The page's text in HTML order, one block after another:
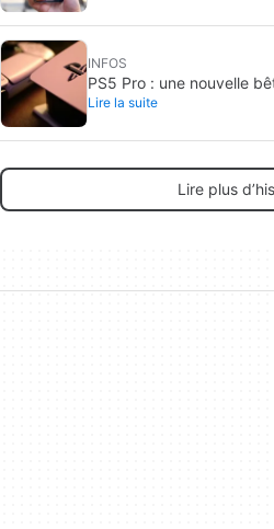
INFOS
PS5 Pro : une nouvelle
amélioré
Lire la suite
Lire plus